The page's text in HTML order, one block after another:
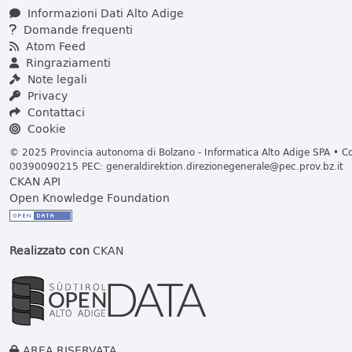
Informazioni Dati Alto Adige
Domande frequenti
Atom Feed
Ringraziamenti
Note legali
Privacy
Contattaci
Cookie
© 2025 Provincia autonoma di Bolzano - Informatica Alto Adige SPA •
00390090215 PEC: generaldirektion.direzionegenerale@pec.prov.bz.it
CKAN API
Open Knowledge Foundation
Realizzato conCKAN